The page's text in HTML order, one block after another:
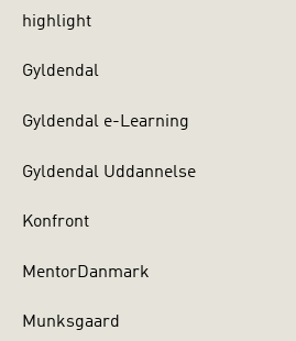
highlight
Gyldendal
Gyldendal e-Learning
Gyldendal Uddannelse
Konfront
MentorDanmark
Munksgaard